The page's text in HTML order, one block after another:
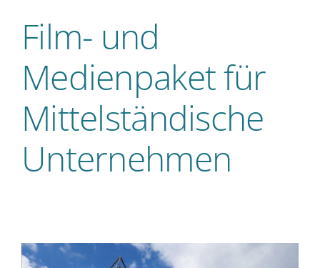
Film- und
Medienpaket für
Mittelständische
Unternehmen